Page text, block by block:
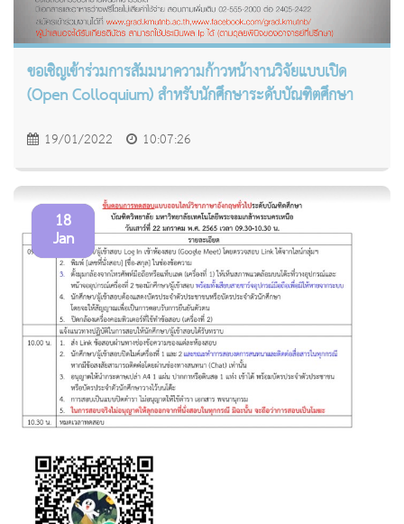
ขอเชิญเข้าร่วมการสัมมนาความก้าวหน้างานวิจัยแบบเปิด
(Open Colloquium) สำหรับนักศึกษาระดับบัณฑิตศึกษา
19/01/2022 10:07:26
18
Jan